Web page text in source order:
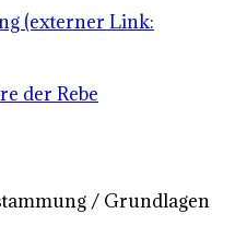
(externer Link:
der Rebe
/ Grundlagen